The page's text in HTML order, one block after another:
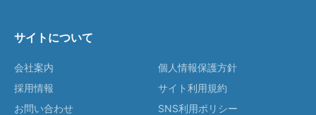
サイトについて
会社案内
採用情報
お問い合わせ
個人情報保護方針
サイト利用規約
SNS利用ポリシー